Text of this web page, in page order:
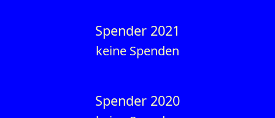
Spender 2021
keine Spenden
Spender 2020